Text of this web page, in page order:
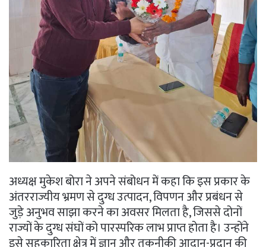
अध्यक्ष मुकेश बोरा ने अपने संबोधन में कहा कि इस प्रकार के
अंतरराज्यीय भ्रमण से दुग्ध उत्पादन, विपणन और प्रबंधन से
जुड़े अनुभव साझा करने का अवसर मिलता है, जिससे दोनों
राज्यों के दुग्ध संघों को पारस्परिक लाभ प्राप्त होता है। उन्होंने